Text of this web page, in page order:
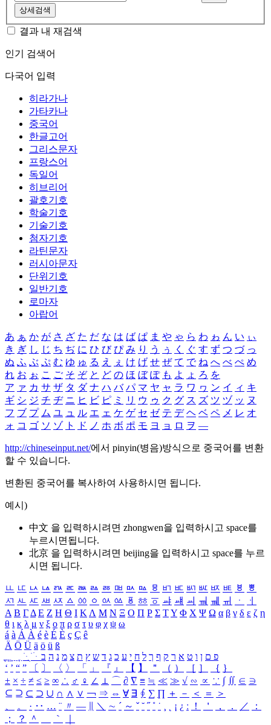
상세검색
결과 내 재검색
인기 검색어
다국어 입력
히라가나
가타카나
중국어
한글고어
그리스문자
프랑스어
독일어
히브리어
괄호기호
학술기호
기술기호
첨자기호
라틴문자
러시아문자
단위기호
일반기호
로마자
아랍어
あ ぁ か が さ ざ た だ な は ば ぱ ま や ゃ ら わ ゎ ん い ぃ
き ぎ し じ ち ぢ に ひ び ぴ み り う ぅ く ぐ す ず つ づ っ
ぬ ふ ぶ ぷ む ゆ ゅ る え ぇ け げ せ ぜ て で ね へ べ ぺ め
れ お ぉ こ ご そ ぞ と ど の ほ ぼ ぽ も よ ょ ろ を
ア ァ カ サ ザ タ ダ ナ ハ バ パ マ ヤ ャ ラ ワ ヮ ン イ ィ キ
ギ シ ジ チ ヂ ニ ヒ ビ ピ ミ リ ウ ゥ ク グ ス ズ ツ ヅ ッ ヌ
フ ブ プ ム ユ ュ ル エ ェ ケ ゲ セ ゼ テ デ ヘ ベ ペ メ レ オ
ォ コ ゴ ソ ゾ ト ド ノ ホ ボ ポ モ ヨ ョ ロ ヲ ―
http://chineseinput.net/에서 pinyin(병음)방식으로 중국어를 변환
할 수 있습니다.
변환된 중국어를 복사하여 사용하시면 됩니다.
예시)
中文 을 입력하시려면 zhongwen을 입력하시고 space를
누르시면됩니다.
北京 을 입력하시려면 beijing을 입력하시고 space를 누르
시면 됩니다.
ㅥ ㅦ ㅧ ㅨ ㅩ ㅪ ㅫ ㅬ ㅭ ㅮ ㅯ ㅰ ㅱ ㅲ ㅳ ㅴ ㅵ ㅶ ㅷ ㅸ
ㅹ
ㅺ ㅻ ㅼ ㅽ ㅾ ㅿ ㆀ ㆁ ㆂ ㆃ ㆄ ㆅ ㆆ ㆇ ㆈ ㆉ ㆊ ㆋ ㆌ ㆍ
ㆎ
Α Β ΓΔ Ε Ζ Η Θ Ι ΚΛ Μ Ν Ξ Ο Π Ρ Σ ΤΥ Φ Χ Ψ Ω α β γ δ ε ζ η
θ ι κ λ μ ν ξ ο π ρ σ τ υ φ χ ψ ω
á à Á À é è É È ç Ç ê
Ä Ö Ü ä ö ü ß
ִֶֹ ֻּ ׁׂ פ ם ן ו ט א ר ק ף ך ל ח י ע כ ג ד ש ץ ת צ מ נ ה ב
‘ ’ “ ” 〔 〕 〈 〉 「 」 『 』 【 】 ＂ （ ） ［ ］ ｛ ｝
± × ÷ ≠ ≤ ≥ ∞ ∴ ♂ ♀ ∠ ⊥ ⌒ ∂ ∇ ≡ ≒ ≪ ≫ √ ∽ ∝ ∵ ∫ ∬ ∈ ∋
⊆ ⊇ ⊂ ⊃ ∪ ∩ ∧ ∨ ￢ ⇒ ⇔ ∀ ∃ ∮ ∑ ∏ ＋ － ＜ ＝
＞
、
。 · ‥ … ¨ 〃 ― ＼ ∼ ´ ～ ˇ ˘ ˝ ˚ ˙ ¸ ¡ ¿ ː ！ ＇ ， ． ／
：
；
？ ＾ ｀